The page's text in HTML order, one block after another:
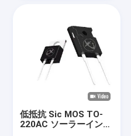
低抵抗 Sic MOS TO-
220AC ソーラーインバ